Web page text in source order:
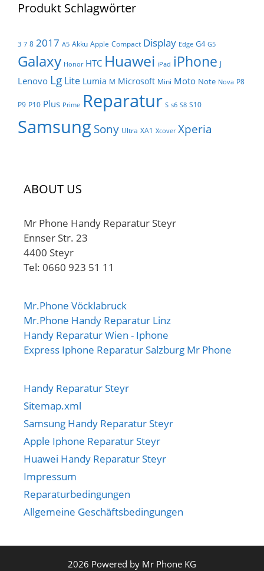
Produkt Schlagwörter
3 7 8 2017 A5 Akku Apple Compact Display Edge G4 G5
Galaxy Honor HTC Huawei iPad iPhone J
Lenovo Lg Lite Lumia M Microsoft Mini Moto Note Nova P8
P9 P10 Plus Prime Reparatur S s6 S8 S10
Samsung Sony Ultra XA1 Xcover Xperia
ABOUT US
Mr Phone Handy Reparatur Steyr
Ennser Str. 23
4400 Steyr
Tel: 0660 923 51 11
Mr.Phone Vöcklabruck
Mr.Phone Handy Reparatur Linz
Handy Reparatur Wien - Iphone
Express Iphone Reparatur Salzburg Mr Phone
Handy Reparatur Steyr
Sitemap.xml
Samsung Handy Reparatur Steyr
Apple Iphone Reparatur Steyr
Huawei Handy Reparatur Steyr
Impressum
Reparaturbedingungen
Allgemeine Geschäftsbedingungen
2026 Powered by Mr Phone KG